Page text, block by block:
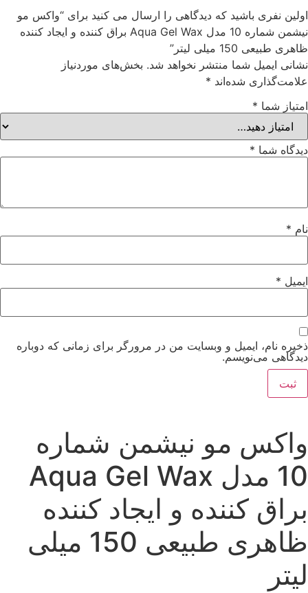
نفری باشید که دیدگاهی را ارسال می کنید برای “واکس مو
نیشمن شماره 10 مدل Aqua Gel Wax براق کننده و ایجاد کننده
طبیعی 150 میلی لیتر”
ایمیل شما منتشر نخواهد شد. بخش‌های موردنیاز
شده‌اند *
شما *
شما *
*
*
نام، ایمیل و وبسایت من در مرورگر برای زمانی که دوباره
می‌نویسم.
مو نیشمن شماره
10 مدل Aqua Gel Wax
کننده و ایجاد کننده
ظاهری طبیعی 150 میلی